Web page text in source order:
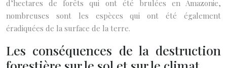
d’hectares de forêts qui ont été brulées en Amazonie,
nombreuses sont les espèces qui ont été également
éradiquées de la surface de la terre.
Les conséquences de la destruction